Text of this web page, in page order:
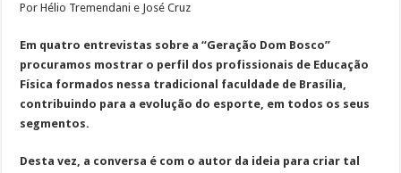
Por Hélio Tremendani e José Cruz
Em quatro entrevistas sobre a “Geração Dom Bosco”
procuramos mostrar o perfil dos profissionais de Educação
Física formados nessa tradicional faculdade de Brasília,
contribuindo para a evolução do esporte, em todos os seus
segmentos.
Desta vez, a conversa é com o autor da ideia para criar tal